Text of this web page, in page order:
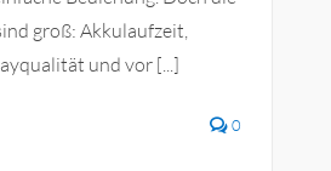
groß: Akkulaufzeit,
und vor [...]
0